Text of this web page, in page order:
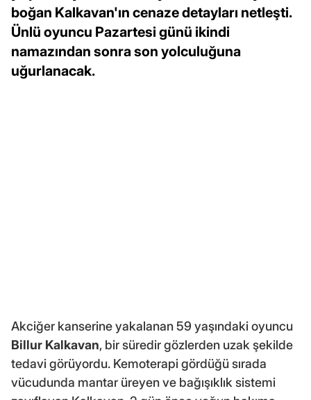
boğan Kalkavan'ın cenaze detayları netleşti.
Ünlü oyuncu Pazartesi günü ikindi
namazından sonra son yolculuğuna
uğurlanacak.
Akciğer kanserine yakalanan 59 yaşındaki oyuncu
Billur Kalkavan, bir süredir gözlerden uzak şekilde
tedavi görüyordu. Kemoterapi gördüğü sırada
vücudunda mantar üreyen ve bağışıklık sistemi